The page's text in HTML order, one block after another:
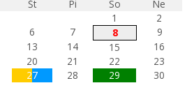
Št Pi So
Ne
1
2
6 7 8
9
13 14 15
16
20 21 22
23
27 28 29
30